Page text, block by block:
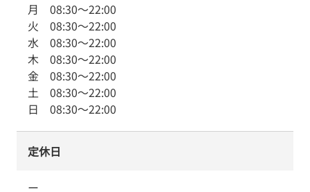
月 08:30～22:00
火 08:30～22:00
水 08:30～22:00
木 08:30～22:00
金 08:30～22:00
土 08:30～22:00
日 08:30～22:00
定休日
ー